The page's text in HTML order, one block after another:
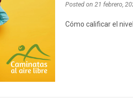
Posted on 21 febrero,
Cómo calificar el